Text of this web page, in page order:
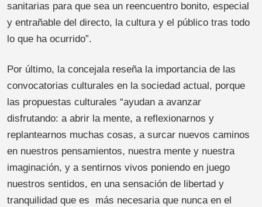
sanitarias para que sea un reencuentro bonito, especial
y entrañable del directo, la cultura y el público tras todo
lo que ha ocurrido”.
Por último, la concejala reseña la importancia de las
convocatorias culturales en la sociedad actual, porque
las propuestas culturales “ayudan a avanzar
disfrutando: a abrir la mente, a reflexionarnos y
replantearnos muchas cosas, a surcar nuevos caminos
en nuestros pensamientos, nuestra mente y nuestra
imaginación, y a sentirnos vivos poniendo en juego
nuestros sentidos, en una sensación de libertad y
tranquilidad que es más necesaria que nunca en el